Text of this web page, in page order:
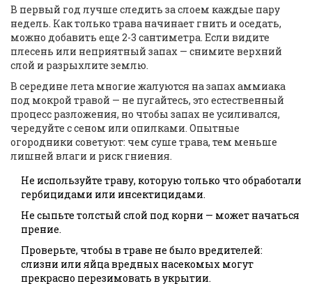
В первый год лучше следить за слоем каждые пару
недель. Как только трава начинает гнить и оседать,
можно добавить еще 2-3 сантиметра. Если видите
плесень или неприятный запах — снимите верхний
слой и разрыхлите землю.
В середине лета многие жалуются на запах аммиака
под мокрой травой — не пугайтесь, это естественный
процесс разложения, но чтобы запах не усиливался,
чередуйте с сеном или опилками. Опытные
огородники советуют: чем суше трава, тем меньше
лишней влаги и риск гниения.
Не используйте траву, которую только что обработали
гербицидами или инсектицидами.
Не сыпьте толстый слой под корни — может начаться
прение.
Проверьте, чтобы в траве не было вредителей:
слизни или яйца вредных насекомых могут
прекрасно перезимовать в укрытии.